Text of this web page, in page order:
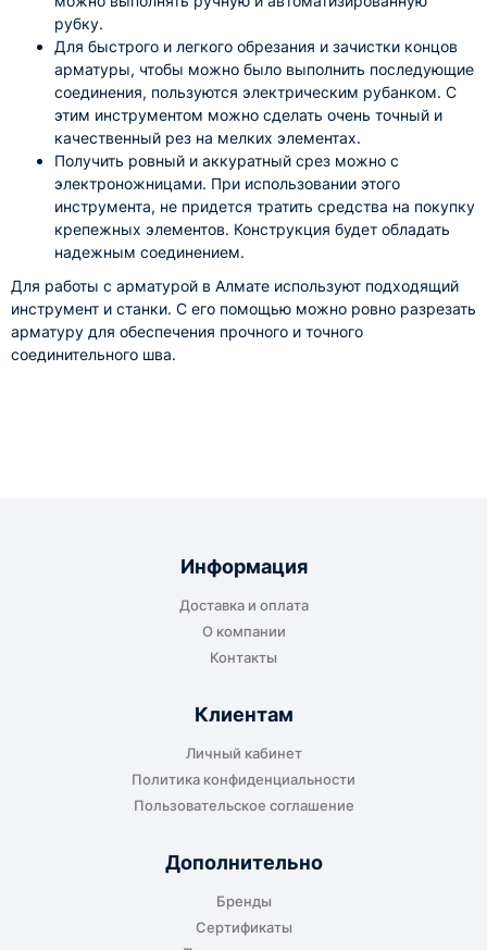
рубку.
Для быстрого и легкого обрезания и зачистки концов
арматуры, чтобы можно было выполнить последующие
соединения, пользуются электрическим рубанком. С
этим инструментом можно сделать очень точный и
качественный рез на мелких элементах.
Получить ровный и аккуратный срез можно с
электроножницами. При использовании этого
инструмента, не придется тратить средства на покупку
крепежных элементов. Конструкция будет обладать
надежным соединением.
Для работы с арматурой в Алмате используют подходящий
инструмент и станки. С его помощью можно ровно разрезать
арматуру для обеспечения прочного и точного
соединительного шва.
Информация
Доставка и оплата
О компании
Контакты
Клиентам
Личный кабинет
Политика конфиденциальности
Пользовательское соглашение
Дополнительно
Бренды
Сертификаты